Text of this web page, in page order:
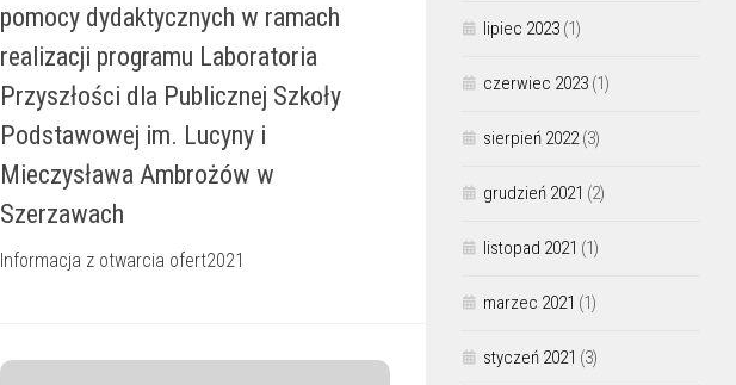
pomocy dydaktycznych w ramach
realizacji programu Laboratoria
Przyszłości dla Publicznej Szkoły
Podstawowej im. Lucyny i
Mieczysława Ambrożów w
Szerzawach
Informacja z otwarcia ofert2021
lipiec 2023 (1)
czerwiec 2023 (1)
sierpień 2022(3)
grudzień 2021 (2)
listopad 2021 (1)
marzec 2021 (1)
styczeń 2021 (3)